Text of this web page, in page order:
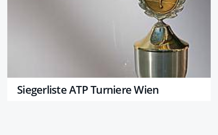
Siegerliste ATP Turniere Wien